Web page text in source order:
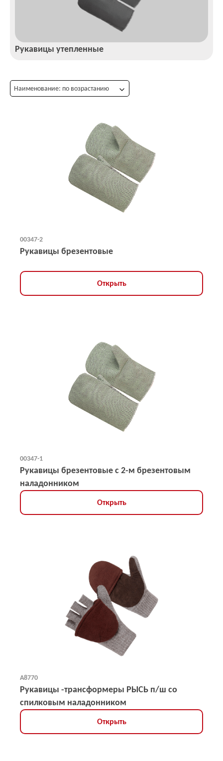
Рукавицы утепленные
Наименование: по возрастанию
00347-2
Рукавицы брезентовые
Открыть
00347-1
Рукавицы брезентовые с 2-м брезентовым
наладонником
Открыть
А8770
Рукавицы -трансформеры РЫСЬ п/ш со
спилковым наладонником
Открыть